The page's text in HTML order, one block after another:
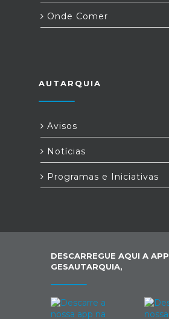
Onde Comer
AUTARQUIA
Avisos
Notícias
Programas e Iniciativas
DESCARREGUE AQUI A APP
GESAUTARQUIA,